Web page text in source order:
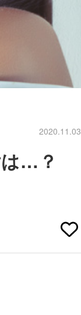
2020.11.03
…？